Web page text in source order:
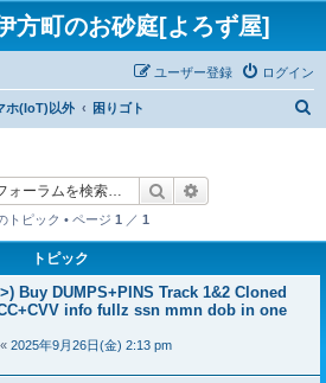
町のお砂庭[よろず屋]
ログイン
ユーザー登録
ホ(IoT)以外 困りゴト
検索
トピック • ページ 1 ／ 1
トピック
Buy DUMPS+PINS Track 1&2 Cloned
info fullz ssn mmn dob in one
« 2025年9月26日(金) 2:13 pm